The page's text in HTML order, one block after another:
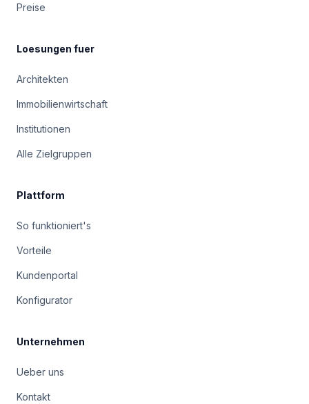
Preise
Loesungen fuer
Architekten
Immobilienwirtschaft
Institutionen
Alle Zielgruppen
Plattform
So funktioniert's
Vorteile
Kundenportal
Konfigurator
Unternehmen
Ueber uns
Kontakt